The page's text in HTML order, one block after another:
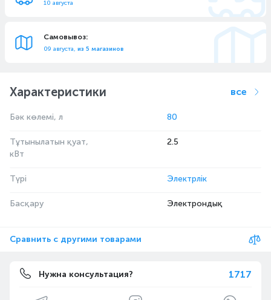
10 августа
Самовывоз:
09 августа, из 5 магазинов
Характеристики все
Бәк көлемі, л 80
Тұтынылатын қуат,
кВт
2.5
Түрі Электрлік
Басқару Электрондық
Сравнить с другими товарами
Нужна консультация? 1717